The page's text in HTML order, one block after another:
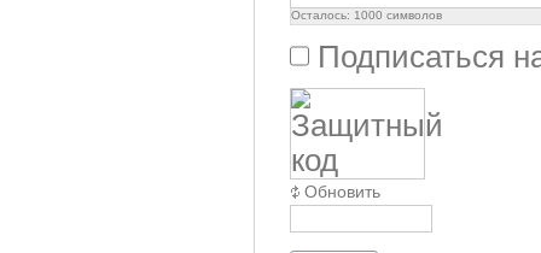
Осталось: 1000 символов
Подписаться
Обновить